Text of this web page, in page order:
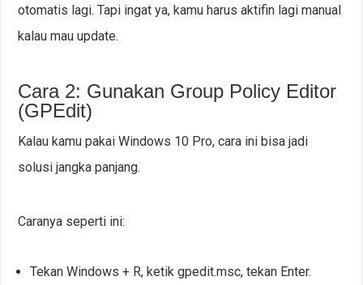
otomatis lagi. Tapi ingat ya, kamu harus aktifin lagi manual
kalau mau update.
Cara 2: Gunakan Group Policy Editor
(GPEdit)
Kalau kamu pakai Windows 10 Pro, cara ini bisa jadi
solusi jangka panjang.
Caranya seperti ini:
Tekan Windows + R, ketik gpedit.msc, tekan Enter.